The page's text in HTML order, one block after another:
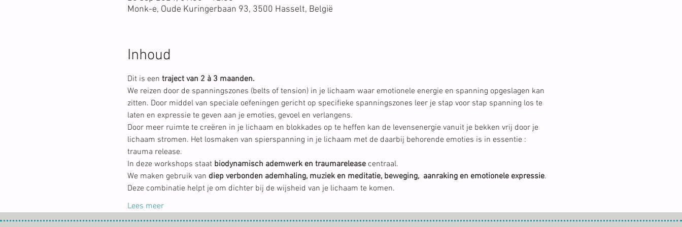
Monk-e, Oude Kuringerbaan 93, 3500 Hasselt, België
Inhoud
Dit is een traject van 2 à 3 maanden.
We reizen door de spanningszones (belts of tension) in je lichaam waar emotionele energie en spanning opgeslagen kan
zitten. Door middel van speciale oefeningen gericht op specifieke spanningszones leer je stap voor stap spanning los te
laten en expressie te geven aan je emoties, gevoel en verlangens.
Door meer ruimte te creëren in je lichaam en blokkades op te heffen kan de levensenergie vanuit je bekken vrij door je
lichaam stromen. Het losmaken van spierspanning in je lichaam met de daarbij behorende emoties is in essentie :
trauma release.
In deze workshops staat biodynamisch ademwerk en traumarelease centraal.
We maken gebruik van diep verbonden ademhaling, muziek en meditatie, beweging,  aanraking en emotionele expressie.
Deze combinatie helpt je om dichter bij de wijsheid van je lichaam te komen.
Lees meer